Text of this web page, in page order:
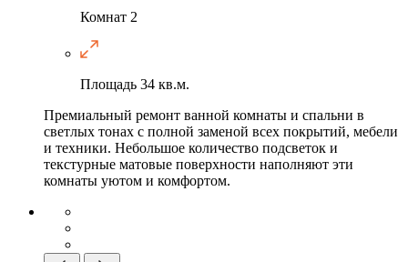
Комнат 2
Площадь 34 кв.м.
Премиальный ремонт ванной комнаты и спальни в
светлых тонах с полной заменой всех покрытий, мебели
и техники. Небольшое количество подсветок и
текстурные матовые поверхности наполняют эти
комнаты уютом и комфортом.